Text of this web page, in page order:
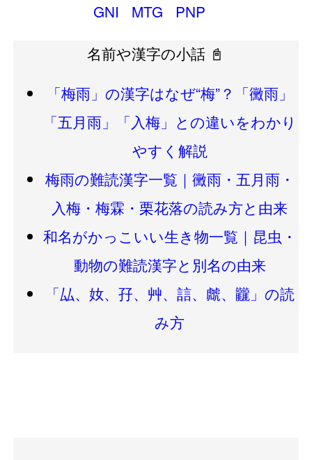
GNI
MTG
PNP
名前や漢字の小話 📓
「梅雨」の漢字はなぜ“梅”？「黴雨」
「五月雨」「入梅」との違いをわかり
やすく解説
梅雨の難読漢字一覧｜黴雨・五月雨・
入梅・梅霖・栗花落の読み方と由来
和名がかっこいい生き物一覧｜昆虫・
動物の難読漢字と別名の由来
「厸、奻、孖、艸、誩、虤、龖」の読
み方